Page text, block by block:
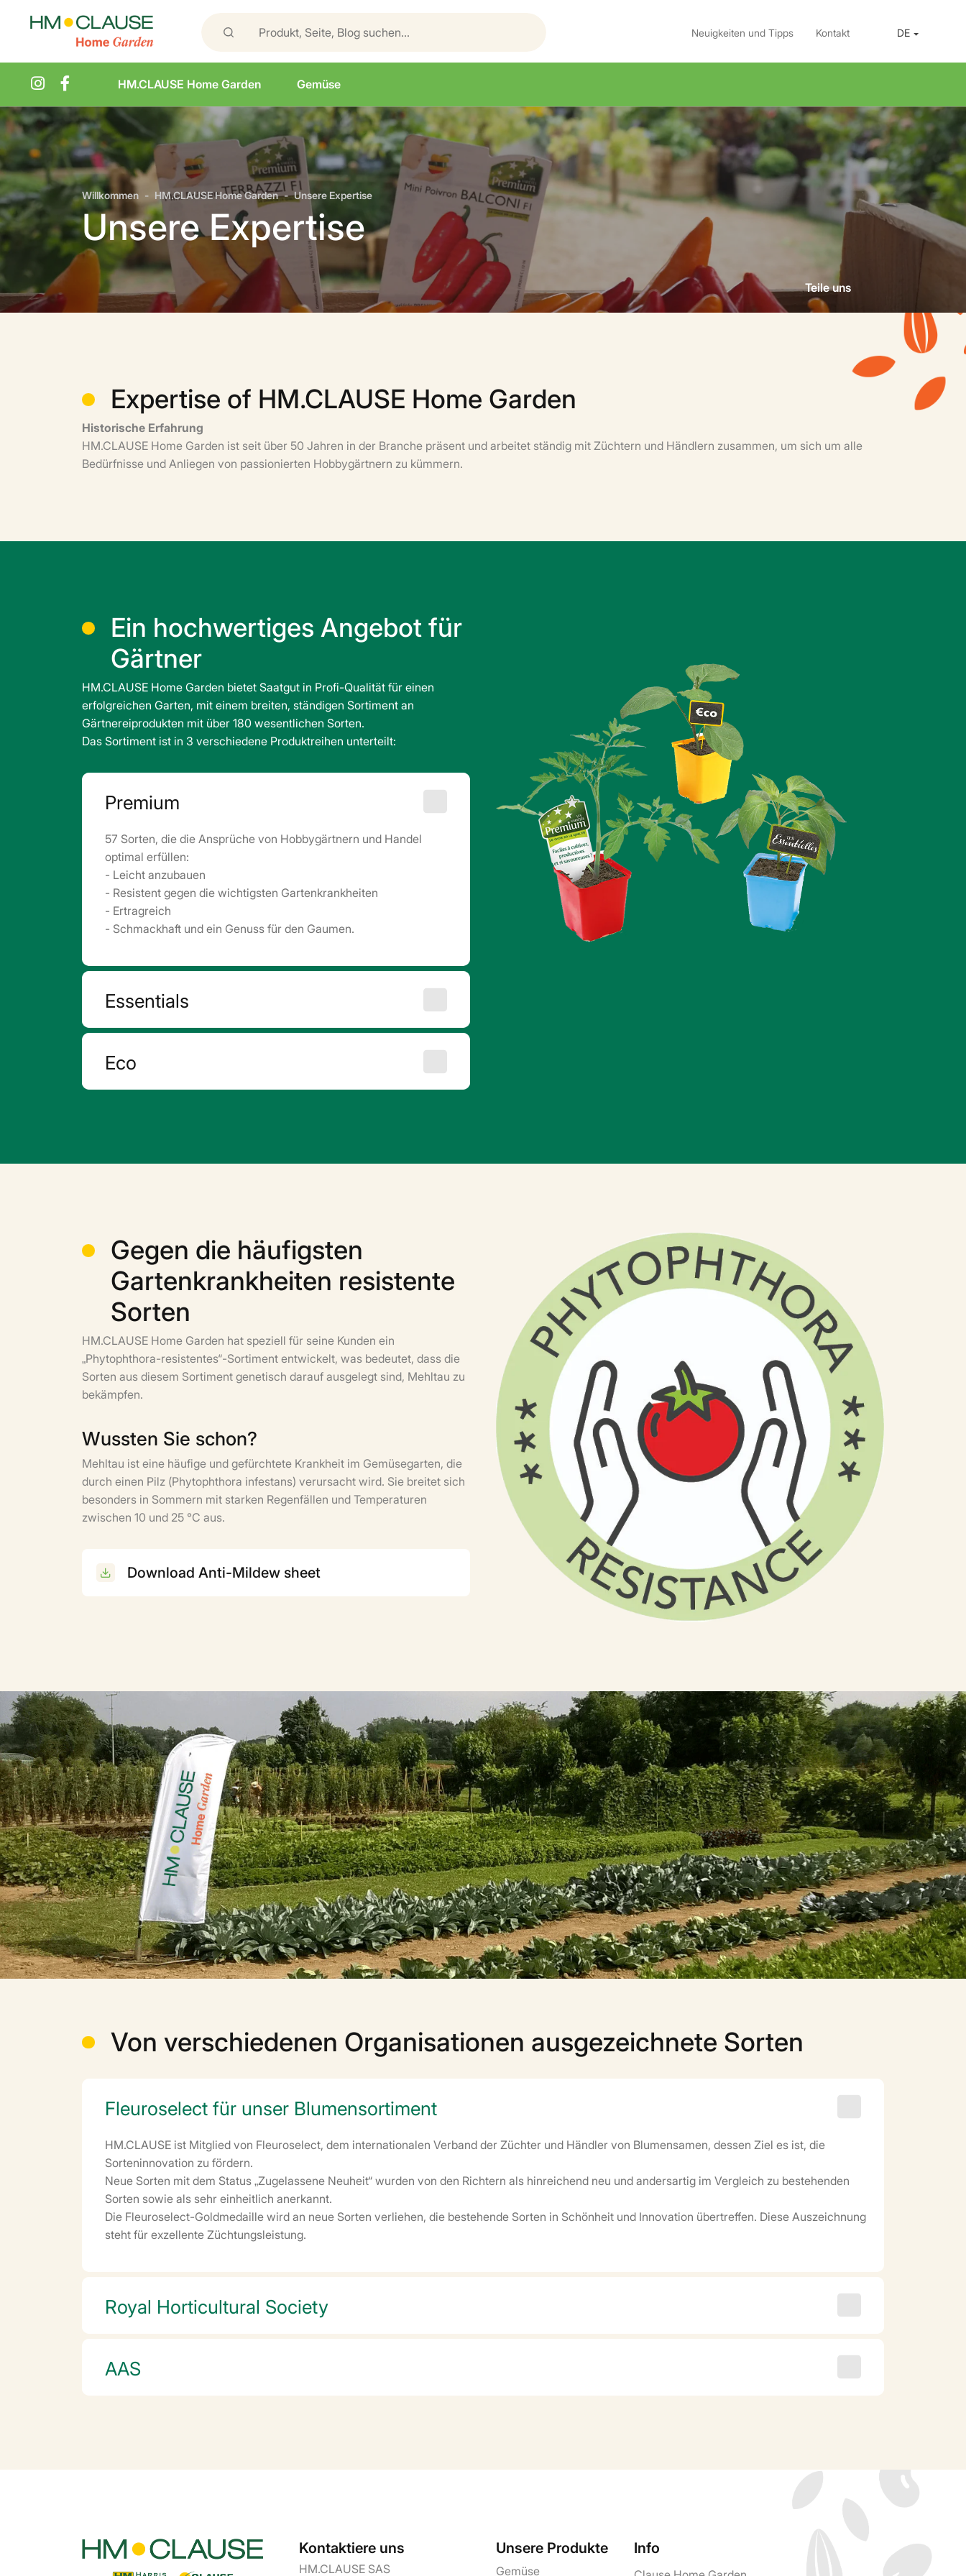
Neuigkeiten und Tipps Kontakt DE
HM.CLAUSE Home Garden Gemüse
Willkommen HM.CLAUSE Home Garden Unsere Expertise
Unsere Expertise
Teile uns
Expertise of HM.CLAUSE Home Garden
Historische Erfahrung
HM.CLAUSE Home Garden ist seit über 50 Jahren in der Branche präsent und arbeitet ständig mit Züchtern und Händlern zusammen, um sich um alle
Bedürfnisse und Anliegen von passionierten Hobbygärtnern zu kümmern.
Ein hochwertiges Angebot für
Gärtner
HM.CLAUSE Home Garden bietet Saatgut in Profi-Qualität für einen
erfolgreichen Garten, mit einem breiten, ständigen Sortiment an
Gärtnereiprodukten mit über 180 wesentlichen Sorten.
Das Sortiment ist in 3 verschiedene Produktreihen unterteilt:
Premium
57 Sorten, die die Ansprüche von Hobbygärtnern und Handel
optimal erfüllen:
- Leicht anzubauen
- Resistent gegen die wichtigsten Gartenkrankheiten
- Ertragreich
- Schmackhaft und ein Genuss für den Gaumen.
Essentials
Eco
Gegen die häufigsten
Gartenkrankheiten resistente
Sorten
HM.CLAUSE Home Garden hat speziell für seine Kunden ein
„Phytophthora-resistentes“-Sortiment entwickelt, was bedeutet, dass die
Sorten aus diesem Sortiment genetisch darauf ausgelegt sind, Mehltau zu
bekämpfen.
Wussten Sie schon?
Mehltau ist eine häufige und gefürchtete Krankheit im Gemüsegarten, die
durch einen Pilz (Phytophthora infestans) verursacht wird. Sie breitet sich
besonders in Sommern mit starken Regenfällen und Temperaturen
zwischen 10 und 25 °C aus.
Download Anti-Mildew sheet
Von verschiedenen Organisationen ausgezeichnete Sorten
Fleuroselect für unser Blumensortiment
HM.CLAUSE ist Mitglied von Fleuroselect, dem internationalen Verband der Züchter und Händler von Blumensamen, dessen Ziel es ist, die
Sorteninnovation zu fördern.
Neue Sorten mit dem Status „Zugelassene Neuheit“ wurden von den Richtern als hinreichend neu und andersartig im Vergleich zu bestehenden
Sorten sowie als sehr einheitlich anerkannt.
Die Fleuroselect-Goldmedaille wird an neue Sorten verliehen, die bestehende Sorten in Schönheit und Innovation übertreffen. Diese Auszeichnung
steht für exzellente Züchtungsleistung.
Royal Horticultural Society
AAS
Kontaktiere uns
HM.CLAUSE SAS
Unsere Produkte
Gemüse
Info